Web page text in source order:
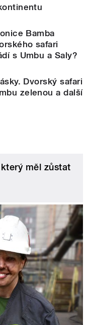
Bamba
safari
s Umbu a Saly?
Dvorský safari
zelenou a další
měl zůstat